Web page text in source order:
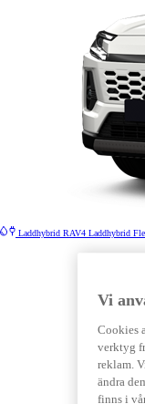
Laddhybrid RAV4 Laddhybrid
Vi
Cookies
verktyg
reklam.
ändra
finns i